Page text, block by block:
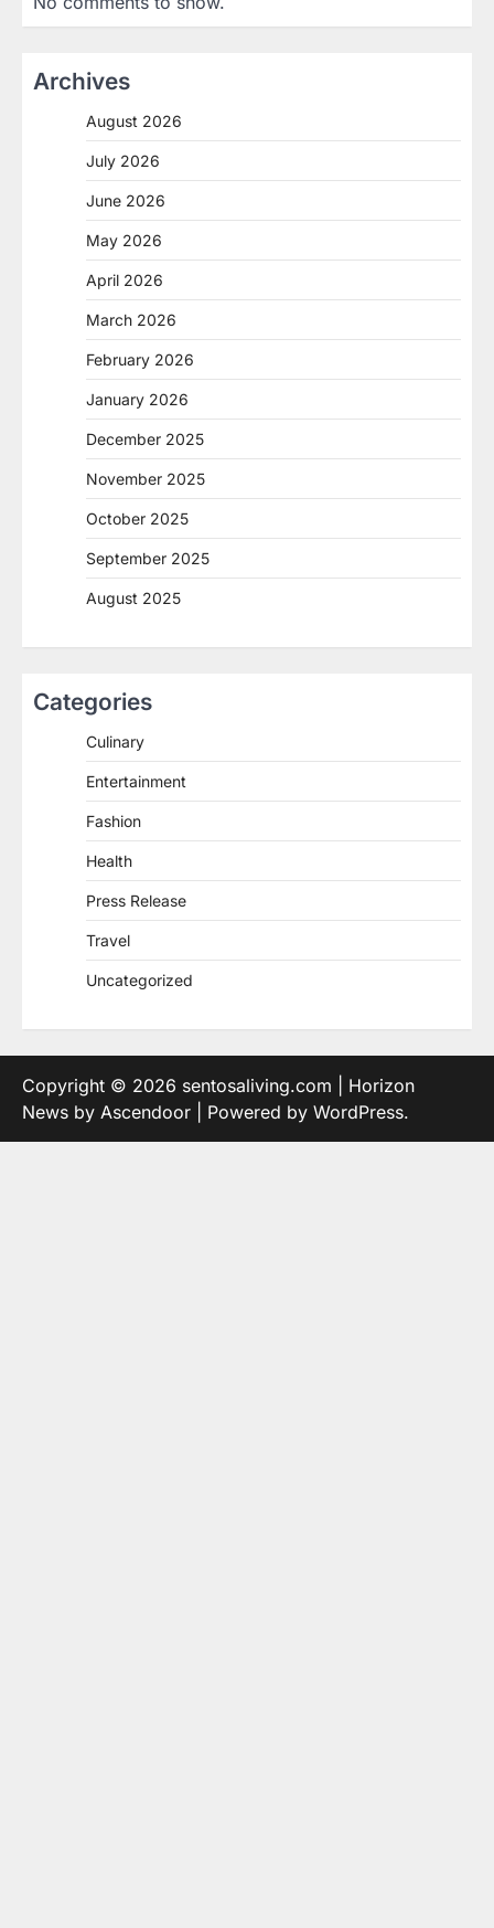
Archives
August 2026
July 2026
June 2026
May 2026
April 2026
March 2026
February 2026
January 2026
December 2025
November 2025
October 2025
September 2025
August 2025
Categories
Culinary
Entertainment
Fashion
Health
Press Release
Travel
Uncategorized
Copyright © 2026 sentosaliving.com | Horizon
News by Ascendoor | Powered by WordPress.